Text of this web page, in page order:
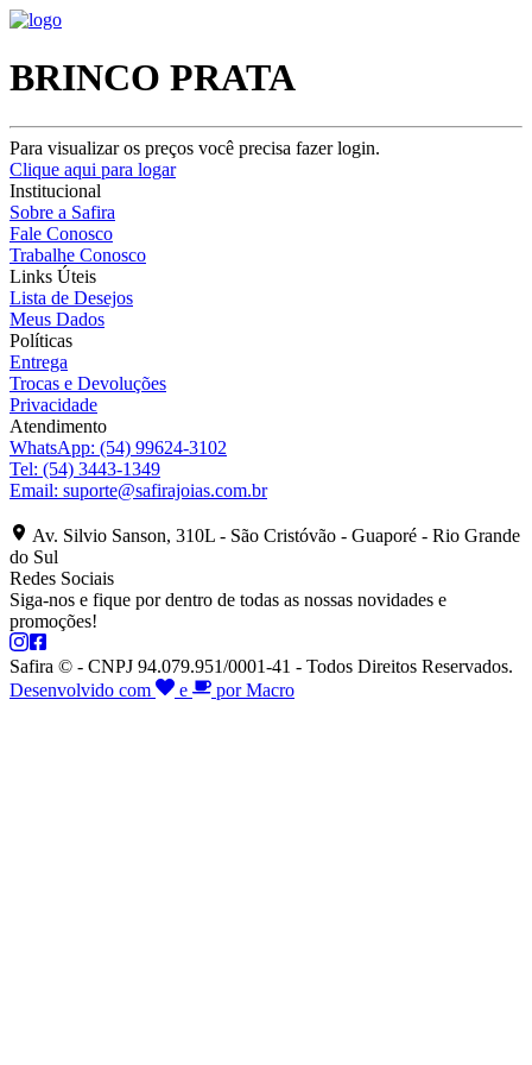
BRINCO PRATA
Para visualizar os preços você precisa fazer login.
Clique aqui para logar
Institucional
Sobre a Safira
Fale Conosco
Trabalhe Conosco
Links Úteis
Lista de Desejos
Meus Dados
Políticas
Entrega
Trocas e Devoluções
Privacidade
Atendimento
WhatsApp: (54) 99624-3102
Tel: (54) 3443-1349
Email: suporte@safirajoias.com.br
Av. Silvio Sanson, 310L - São Cristóvão - Guaporé - Rio Grande
do Sul
Redes Sociais
Siga-nos e fique por dentro de todas as nossas novidades e
promoções!
Safira © - CNPJ 94.079.951/0001-41 - Todos Direitos Reservados.
Desenvolvido com
e por Macro